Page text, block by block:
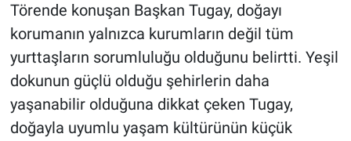
Törende konuşan Başkan Tugay, doğayı
korumanın yalnızca kurumların değil tüm
yurttaşların sorumluluğu olduğunu belirtti. Yeşil
dokunun güçlü olduğu şehirlerin daha
yaşanabilir olduğuna dikkat çeken Tugay,
doğayla uyumlu yaşam kültürünün küçük